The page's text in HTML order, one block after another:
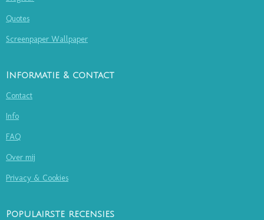
Quotes
Screenpaper Wallpaper
Informatie & contact
Contact
Info
FAQ
Over mij
Privacy & Cookies
Populairste recensies